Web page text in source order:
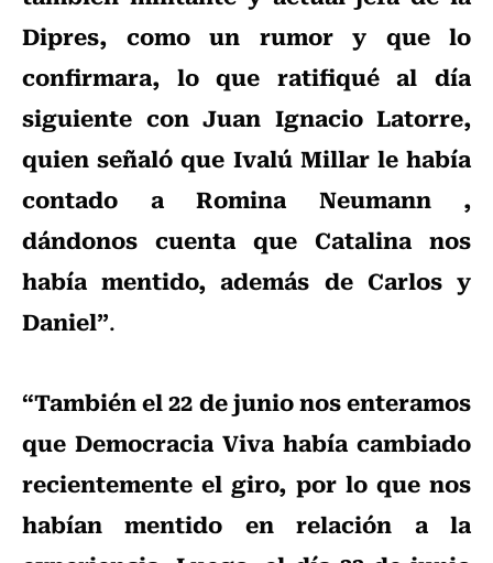
Dipres, como un rumor y que lo
confirmara, lo que ratifiqué al día
siguiente con Juan Ignacio Latorre,
quien señaló que Ivalú Millar le había
contado a Romina Neumann ,
dándonos cuenta que Catalina nos
había mentido, además de Carlos y
Daniel”.
“También el 22 de junio nos enteramos
que Democracia Viva había cambiado
recientemente el giro, por lo que nos
habían mentido en relación a la